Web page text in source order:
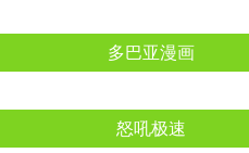
多巴亚漫画
怒吼极速